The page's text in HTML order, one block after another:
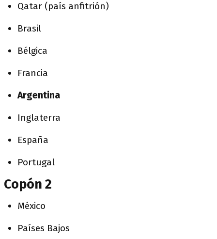
Qatar (país anfitrión)
Brasil
Bélgica
Francia
Argentina
Inglaterra
España
Portugal
Copón 2
México
Países Bajos